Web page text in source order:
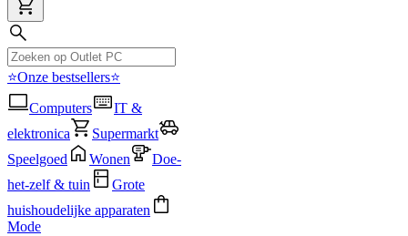
⭐Onze bestsellers⭐
Computers
IT &
elektronica
Supermarkt
Speelgoed
Wonen
Doe-
het-zelf & tuin
Grote
huishoudelijke apparaten
Mode